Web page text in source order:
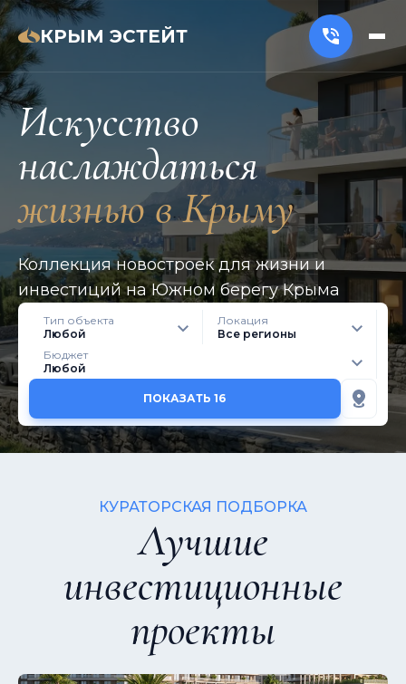
КРЫМ ЭСТЕЙТ
Искусство
наслаждаться
жизнью в Крыму
Коллекция новостроек для жизни и
инвестиций на Южном берегу Крыма
Тип объекта
Любой
Локация
Все регионы
Бюджет
Любой
ПОКАЗАТЬ 16
КУРАТОРСКАЯ ПОДБОРКА
Лучшие
инвестиционные
проекты